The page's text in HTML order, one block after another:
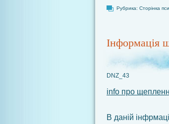
Рубрика: Сторінка
Інформація
DNZ_43
info про
В даній